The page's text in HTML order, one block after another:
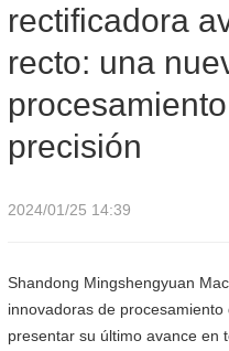
recto: una nueva era en el
rectificadora
recto: una
precisión
2024/01/25 14:39
Shandong Mingshengyuan
innovadoras de
presentar su último avance en